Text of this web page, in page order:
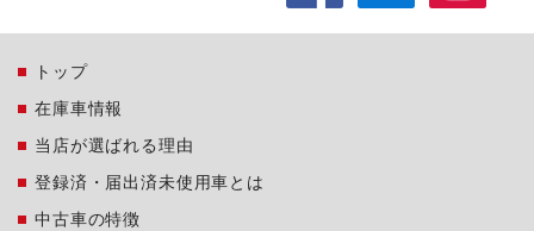
トップ
在庫車情報
当店が選ばれる理由
登録済・届出済未使用車とは
中古車の特徴